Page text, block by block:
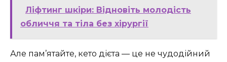
Ліфтинг шкіри: Відновіть молодість
обличчя та тіла без хірургії
Але пам’ятайте, кето дієта — це не чудодійний